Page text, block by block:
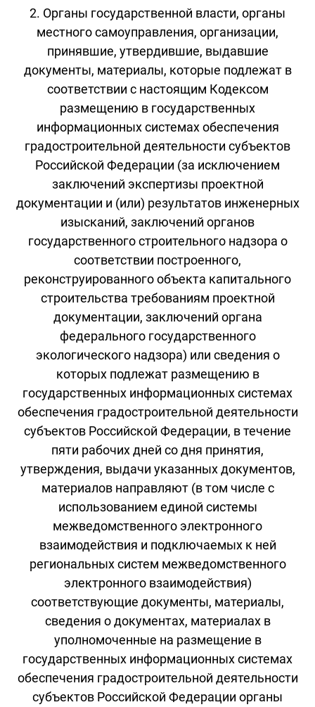
2. Органы государственной власти, органы
местного самоуправления, организации,
принявшие, утвердившие, выдавшие
документы, материалы, которые подлежат в
соответствии с настоящим Кодексом
размещению в государственных
информационных системах обеспечения
градостроительной деятельности субъектов
Российской Федерации (за исключением
заключений экспертизы проектной
документации и (или) результатов инженерных
изысканий, заключений органов
государственного строительного надзора о
соответствии построенного,
реконструированного объекта капитального
строительства требованиям проектной
документации, заключений органа
федерального государственного
экологического надзора) или сведения о
которых подлежат размещению в
государственных информационных системах
обеспечения градостроительной деятельности
субъектов Российской Федерации, в течение
пяти рабочих дней со дня принятия,
утверждения, выдачи указанных документов,
материалов направляют (в том числе с
использованием единой системы
межведомственного электронного
взаимодействия и подключаемых к ней
региональных систем межведомственного
электронного взаимодействия)
соответствующие документы, материалы,
сведения о документах, материалах в
уполномоченные на размещение в
государственных информационных системах
обеспечения градостроительной деятельности
субъектов Российской Федерации органы